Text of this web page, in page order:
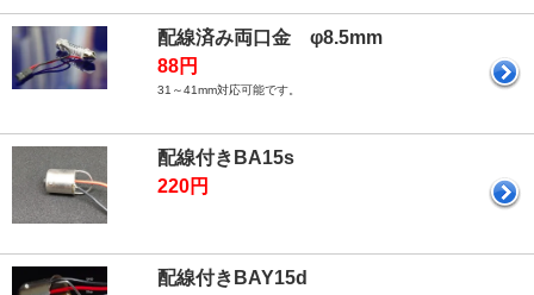
配線済み両口金 φ8.5mm
88円
31～41mm対応可能です。
配線付きBA15s
220円
配線付きBAY15d